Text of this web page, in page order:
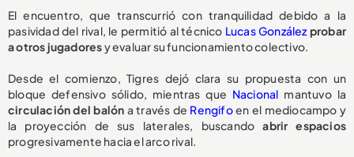
El encuentro, que transcurrió con tranquilidad debido a la
pasividad del rival, le permitió al técnico Lucas González probar
a otros jugadoresy evaluar su funcionamiento colectivo.
Desde el comienzo, Tigres dejó clara su propuesta con un
bloque defensivo sólido, mientras que Nacional mantuvo la
circulación del balón a través de Rengifoen el mediocampo y
la proyección de sus laterales, buscandoabrir espacios
progresivamente hacia el arco rival.